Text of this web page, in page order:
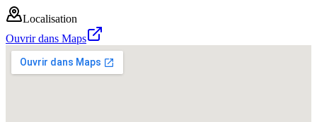
Localisation
Ouvrir dans Maps